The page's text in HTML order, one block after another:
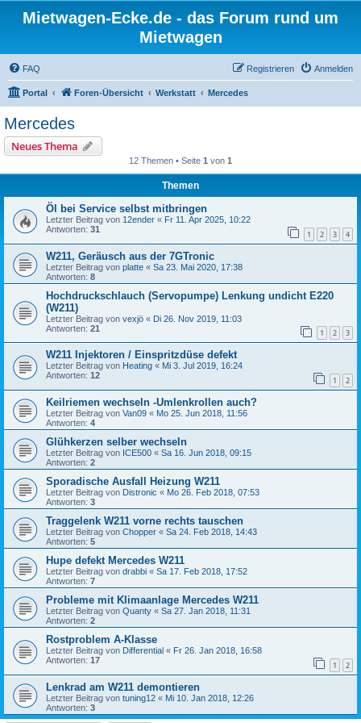
Mietwagen-Ecke.de - das Forum rund um
Mietwagen
FAQ Anmelden
Registrieren
Portal Foren-Übersicht Werkstatt Mercedes
Mercedes
Neues Thema
12 Themen • Seite 1 von 1
Themen
Öl bei Service selbst mitbringen
Letzter Beitrag von 12ender « Fr 11. Apr 2025, 10:22
Antworten: 31 1 2 3 4
W211, Geräusch aus der 7GTronic
Letzter Beitrag von platte « Sa 23. Mai 2020, 17:38
Antworten: 8
Hochdruckschlauch (Servopumpe) Lenkung undicht E220
(W211)
Letzter Beitrag von vexjö « Di 26. Nov 2019, 11:03
Antworten: 21 1 2 3
W211 Injektoren / Einspritzdüse defekt
Letzter Beitrag von Heating « Mi 3. Jul 2019, 16:24
Antworten: 12 1 2
Keilriemen wechseln -Umlenkrollen auch?
Letzter Beitrag von Van09 « Mo 25. Jun 2018, 11:56
Antworten: 4
Glühkerzen selber wechseln
Letzter Beitrag von ICE500 « Sa 16. Jun 2018, 09:15
Antworten: 2
Sporadische Ausfall Heizung W211
Letzter Beitrag von Distronic « Mo 26. Feb 2018, 07:53
Antworten: 3
Traggelenk W211 vorne rechts tauschen
Letzter Beitrag von Chopper « Sa 24. Feb 2018, 14:43
Antworten: 5
Hupe defekt Mercedes W211
Letzter Beitrag von drabbi « Sa 17. Feb 2018, 17:52
Antworten: 7
Probleme mit Klimaanlage Mercedes W211
Letzter Beitrag von Quanty « Sa 27. Jan 2018, 11:31
Antworten: 2
Rostproblem A-Klasse
Letzter Beitrag von Differential « Fr 26. Jan 2018, 16:58
Antworten: 17 1 2
Lenkrad am W211 demontieren
Letzter Beitrag von tuning12 « Mi 10. Jan 2018, 12:26
Antworten: 3